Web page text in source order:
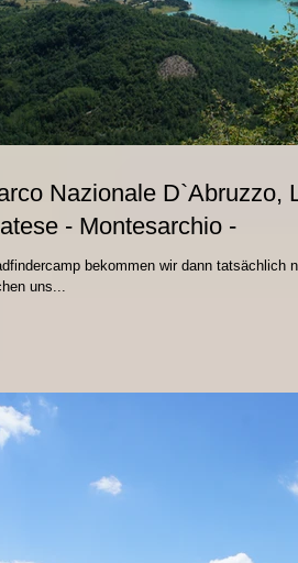
Nazionale D`Abruzzo,
- Montesarchio -
bekommen wir dann tatsächlich
uns...